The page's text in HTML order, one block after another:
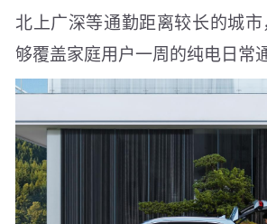
北上广深等通勤距离较长的城
够覆盖家庭用户一周的纯电日常